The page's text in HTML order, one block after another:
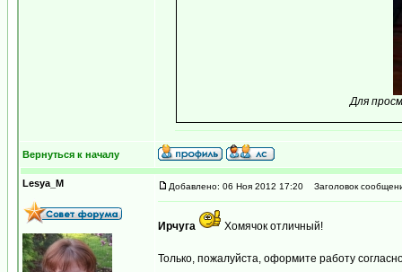
Для
Вернуться к началу
Lesya_M Добавлено: 06 Ноя 2012 17:20 Заголовок
Ирчуга Хомячок отличный!
Только, пожалуйста, оформите работу